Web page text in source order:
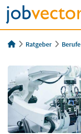
Ratgeber Berufe